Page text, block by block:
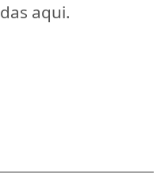
aqui.